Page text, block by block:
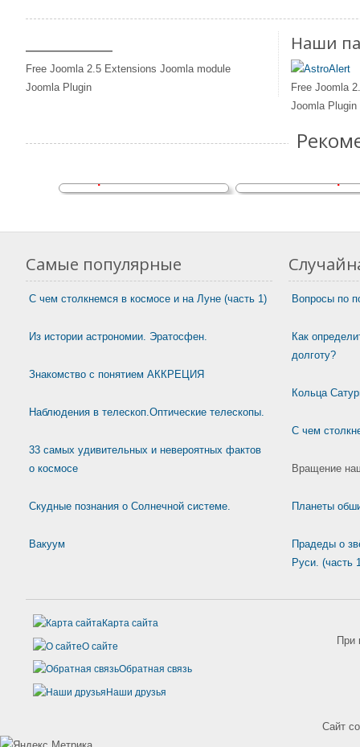
Free Joomla 2.5 Extensions Joomla module
Joomla Plugin
Наши
Free Joomla
Joomla Plugin
Самые популярные
С чем столкнемся в космосе и на Луне (часть 1)
Из истории астрономии. Эратосфен.
Знакомство с понятием АККРЕЦИЯ
Наблюдения в телескоп.Оптические телескопы.
33 самых удивительных и невероятных фактов
о космосе
Скудные познания о Солнечной системе.
Вакуум
Вопросы по
Как
долготу?
Кольца
С чем
Вращение
Планеты
Прадеды о
Руси. (часть
Карта сайта
О сайте
Обратная связь
Наши друзья
При
Сайт